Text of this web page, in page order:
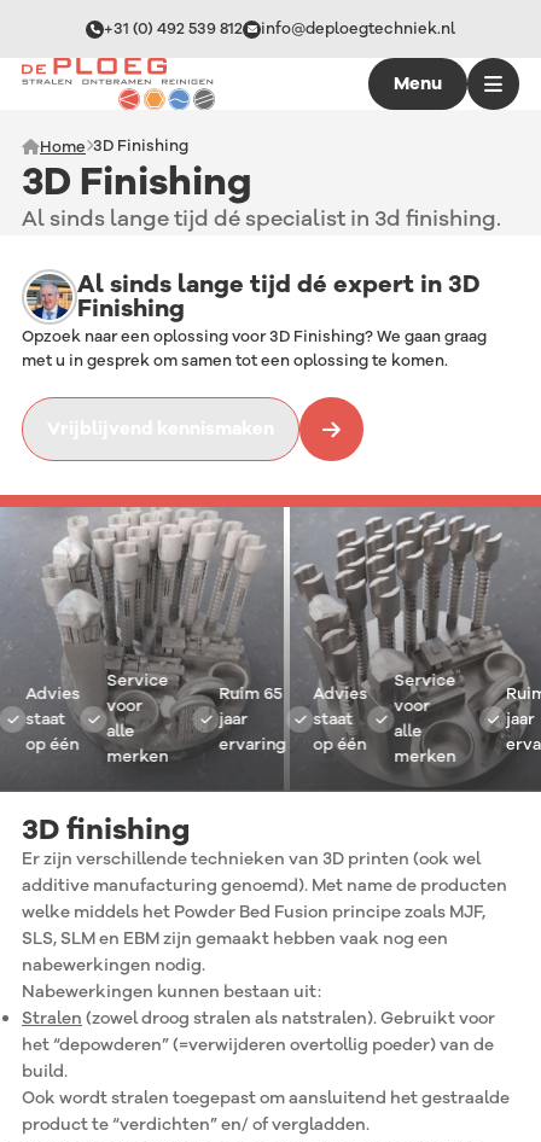
+31 (0) 492 539 812 info@deploegtechniek.nl
Menu
Home 3D Finishing
3D Finishing
Al sinds lange tijd dé specialist in 3d finishing.
Al sinds lange tijd dé expert in 3D
Finishing
Opzoek naar een oplossing voor 3D Finishing? We gaan graag
met u in gesprek om samen tot een oplossing te komen.
Advies
staat
op één
Service
voor
alle
merken
Ruim 65
jaar
ervaring
Advies
staat
op één
Service
voor
alle
merken
Ruim
jaar
3D finishing
Er zijn verschillende technieken van 3D printen (ook wel
additive manufacturing genoemd). Met name de producten
welke middels het Powder Bed Fusion principe zoals MJF,
SLS, SLM en EBM zijn gemaakt hebben vaak nog een
nabewerkingen nodig.
Nabewerkingen kunnen bestaan uit:
Stralen (zowel droog stralen als natstralen). Gebruikt voor
het “depowderen” (=verwijderen overtollig poeder) van de
build.
Ook wordt stralen toegepast om aansluitend het gestraalde
product te “verdichten” en/ of vergladden.